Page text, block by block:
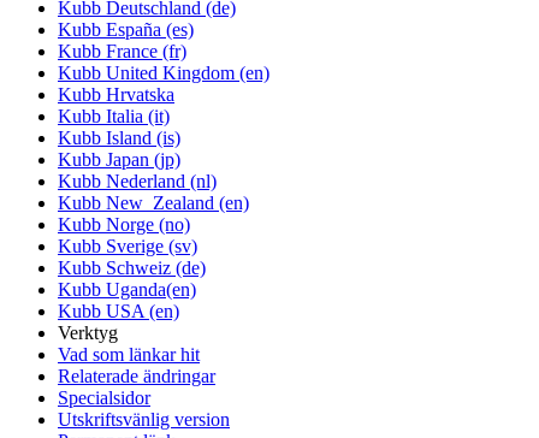
Kubb Deutschland (de)
Kubb España (es)
Kubb France (fr)
Kubb United Kingdom (en)
Kubb Hrvatska
Kubb Italia (it)
Kubb Island (is)
Kubb Japan (jp)
Kubb Nederland (nl)
Kubb New_Zealand (en)
Kubb Norge (no)
Kubb Sverige (sv)
Kubb Schweiz (de)
Kubb Uganda(en)
Kubb USA (en)
Verktyg
Vad som länkar hit
Relaterade ändringar
Specialsidor
Utskriftsvänlig version